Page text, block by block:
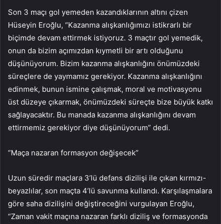
Son 3 maçı gol yemeden kazandıklarının altını çizen
Hüseyin Eroğlu, “Kazanma alışkanlığımızı istikrarlı bir
biçimde devam ettirmek istiyoruz. 3 maçtır gol yemedik,
onun da bizim açımızdan kıymetli bir artı olduğunu
düşünüyorum. Bizim kazanma alışkanlığını önümüzdeki
süreçlere de yaymamız gerekiyor. Kazanma alışkanlığını
edinmek, bunun ismine çalışmak, moral ve motivasyonu
üst düzeye çıkarmak, önümüzdeki süreçte bize büyük katkı
sağlayacaktır. Bu manada kazanma alışkanlığını devam
ettirmemiz gerekiyor diye düşünüyorum” dedi.
“Maça nazaran formasyon değişecek”
Uzun süredir maçlara 3’lü defans dizilişi ile çıkan kırmızı-
beyazlılar, son maçta 4’lü savunma kullandı. Karşılaşmalara
göre saha dizilişini değiştireceğini vurgulayan Eroğlu,
“Zaman vakit maçına nazaran farklı diziliş ve formasyonda